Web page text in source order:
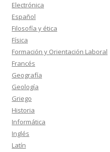
Electrónica
Español
Filosofía y ética
Física
Formación y Orientación Laboral
Francés
Geografía
Geología
Griego
Historia
Informática
Inglés
Latín